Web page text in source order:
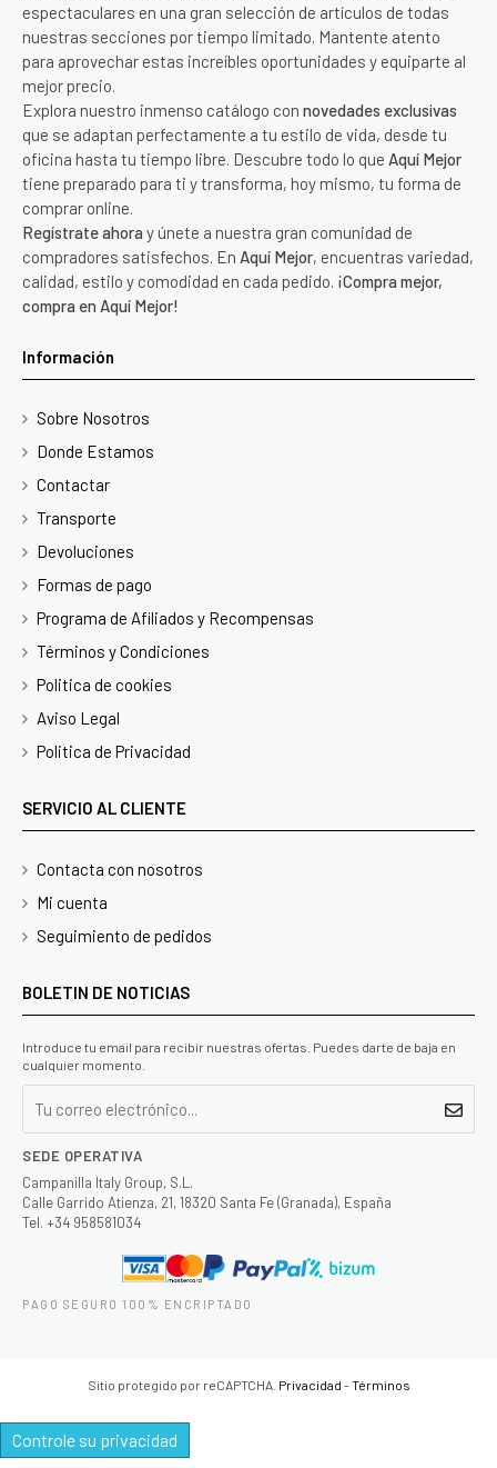
espectaculares en una gran selección de artículos de todas
nuestras secciones por tiempo limitado. Mantente atento
para aprovechar estas increíbles oportunidades y equiparte al
mejor precio.
Explora nuestro inmenso catálogo con novedades exclusivas
que se adaptan perfectamente a tu estilo de vida, desde tu
oficina hasta tu tiempo libre. Descubre todo lo que Aquí Mejor
tiene preparado para ti y transforma, hoy mismo, tu forma de
comprar online.
Regístrate ahora y únete a nuestra gran comunidad de
compradores satisfechos. En Aquí Mejor, encuentras variedad,
calidad, estilo y comodidad en cada pedido. ¡Compra mejor,
compra en Aquí Mejor!
Información
Sobre Nosotros
Donde Estamos
Contactar
Transporte
Devoluciones
Formas de pago
Programa de Afiliados y Recompensas
Términos y Condiciones
Politica de cookies
Aviso Legal
Politica de Privacidad
SERVICIO AL CLIENTE
Contacta con nosotros
Mi cuenta
Seguimiento de pedidos
BOLETIN DE NOTICIAS
Introduce tu email para recibir nuestras ofertas. Puedes darte de baja en
cualquier momento.
SEDE OPERATIVA
Campanilla Italy Group, S.L.
Calle Garrido Atienza, 21, 18320 Santa Fe (Granada), España
Tel. +34 958581034
PAGO SEGURO 100% ENCRIPTADO
Sitio protegido por reCAPTCHA. Privacidad -Términos
Controle su privacidad